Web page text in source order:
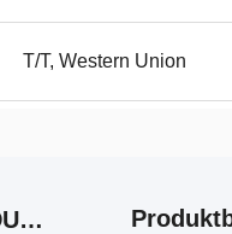
T/T, Western Union
VERWANDTE PRODUKTE